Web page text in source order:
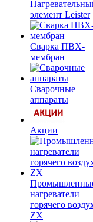
элемент Leister
Сварка ПВХ-
мембран
Сварочные
аппараты
Акции
нагреватели
горячего
ZX